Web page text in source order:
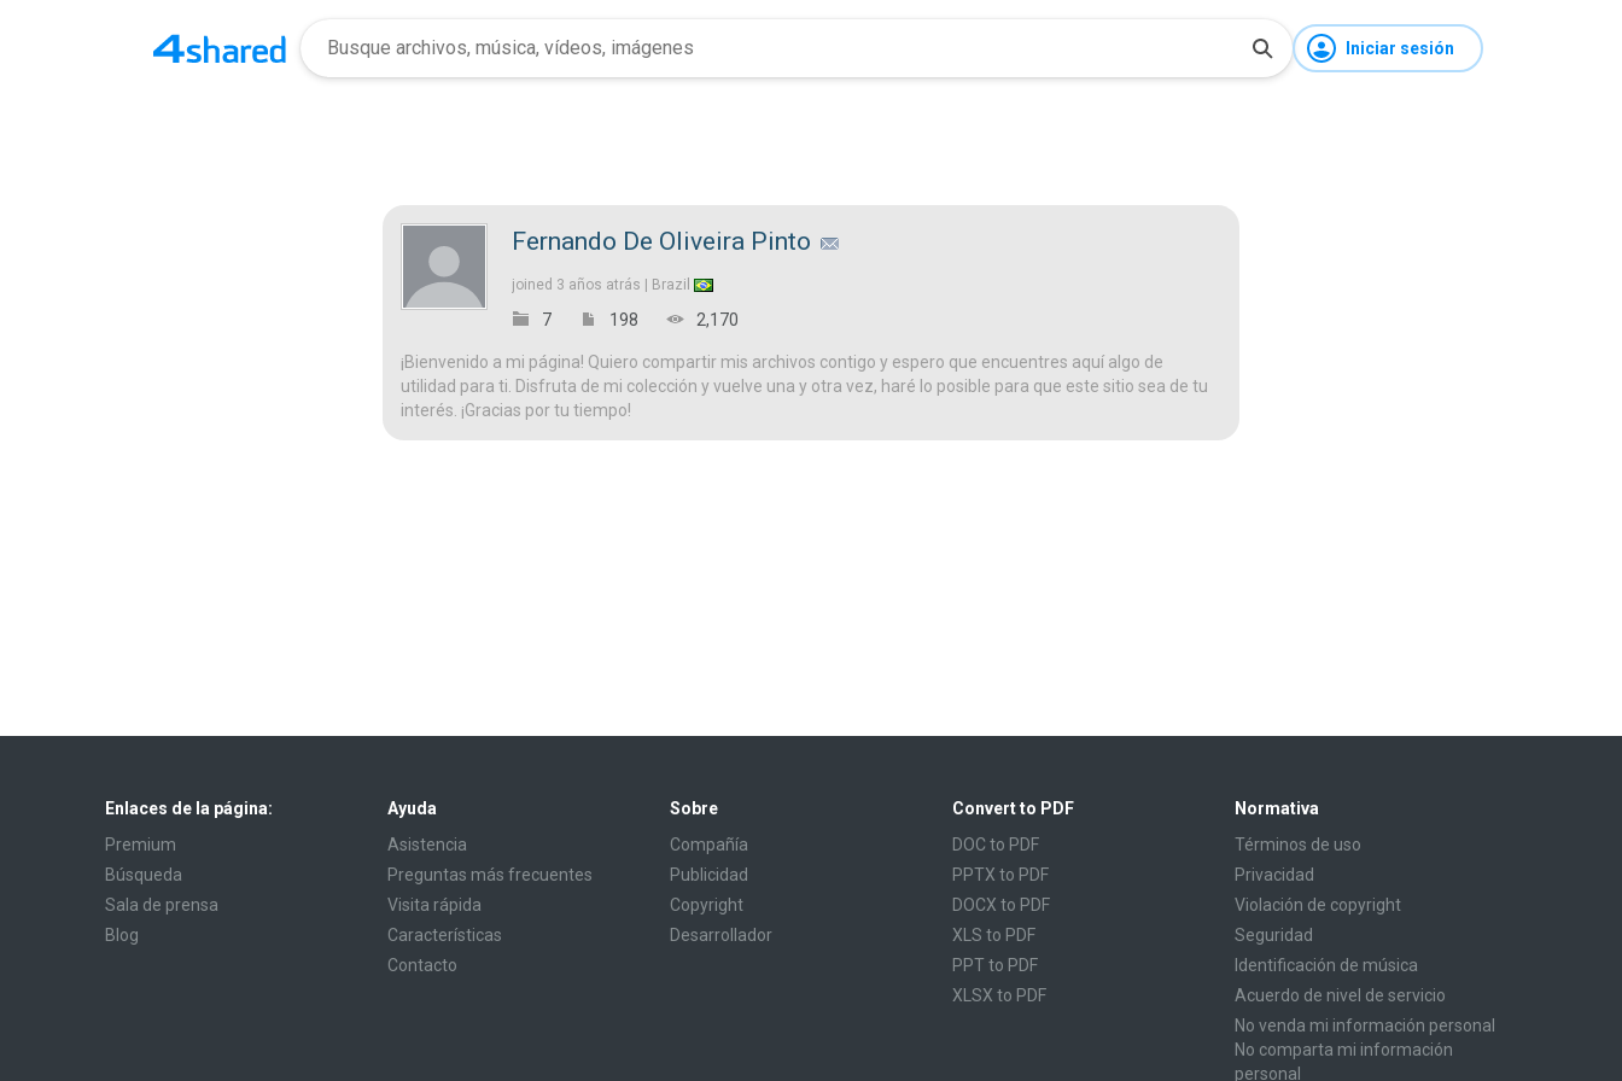
Iniciar sesión
Fernando De Oliveira Pinto
joined 3 años atrás | Brazil
7 198 2,170
¡Bienvenido a mi página! Quiero compartir mis archivos contigo y espero que encuentres aquí algo de
utilidad para ti. Disfruta de mi colección y vuelve una y otra vez, haré lo posible para que este sitio sea de tu
interés. ¡Gracias por tu tiempo!
Enlaces de la página:
Premium
Búsqueda
Sala de prensa
Blog
Ayuda
Asistencia
Preguntas más frecuentes
Visita rápida
Características
Contacto
Sobre
Compañía
Publicidad
Copyright
Desarrollador
Convert to PDF
DOC to PDF
PPTX to PDF
DOCX to PDF
XLS to PDF
PPT to PDF
XLSX to PDF
Normativa
Términos de uso
Privacidad
Violación de copyright
Seguridad
Identificación de música
Acuerdo de nivel de servicio
No venda mi información personal
No comparta mi información
personal